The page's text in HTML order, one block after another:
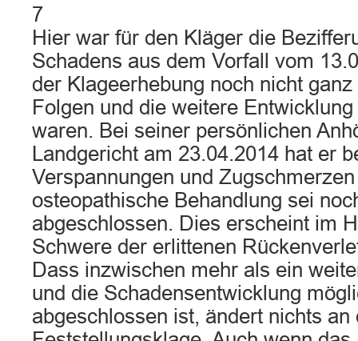
7
Hier war für den Kläger die
Schadens aus dem Vorfall vom
der Klageerhebung noch nicht
Folgen und die weitere
waren. Bei seiner persönlichen
Landgericht am 23.04.2014 hat er
Verspannungen und
osteopathische Behandlung sei
abgeschlossen. Dies erscheint im
Schwere der erlittenen
Dass inzwischen mehr als ein
und die Schadensentwicklung
abgeschlossen ist, ändert nichts